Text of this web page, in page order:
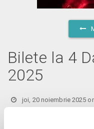
Bilete la 4
2025
joi, 20 noiembrie 2025